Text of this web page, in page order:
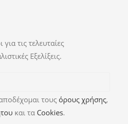
τις τελευταίες
Εξελίξεις.
τους όρους χρήσης,
και τα Cookies.